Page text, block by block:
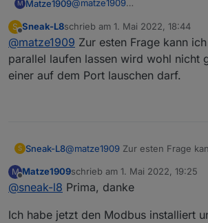
01.05.2022 13:13:31.736 die
Grund
01.05.2022 13:13:31.733 die
01.05.2022 13:13:31.723 die
gemacht...
system.adapter.sma-em.0
erhalten
M Matze1909@matze1909
da....das SMA Adapter
Jetzt muss ich nur noch raus
Möglichkeit gibt...
Beide parallel abrufen zu
oder die Daten vom evcc
Für Hinweise bin ich dankbar
Gruß
Matze
S
Offline
Sneak-L8schrieb am 1. Mai 2022, 18:44
zuletzt editiert von
@matze1909 Zur esten Frage kann
parallel laufen lassen wird wohl nicht
einer auf dem Port lauschen darf.
S Sneak-L8@matze1909 Zur esten Frage
einer auf dem Port lauschen darf.
M
Offline
Matze1909schrieb am 1. Mai 2022, 19:25
zuletzt editiert von
@sneak-l8 Prima, danke
Ich habe jetzt den Modbus installiert